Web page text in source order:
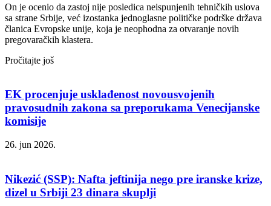
On je ocenio da zastoj nije posledica neispunjenih tehničkih uslova
sa strane Srbije, već izostanka jednoglasne političke podrške država
članica Evropske unije, koja je neophodna za otvaranje novih
pregovaračkih klastera.
Pročitajte još
EK procenjuje usklađenost novousvojenih
pravosudnih zakona sa preporukama Venecijanske
komisije
26. jun 2026.
Nikezić (SSP): Nafta jeftinija nego pre iranske krize,
dizel u Srbiji 23 dinara skuplji